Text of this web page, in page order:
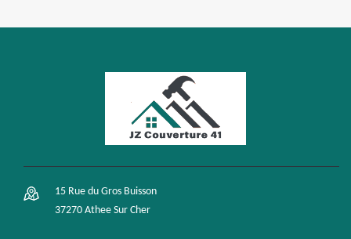
15 Rue du Gros Buisson
37270 Athee Sur Cher